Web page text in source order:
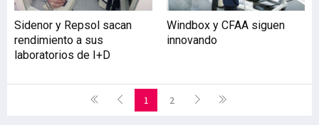
Sidenor y Repsol sacan
rendimiento a sus
laboratorios de I+D
Windbox y CFAA siguen
innovando
1 2